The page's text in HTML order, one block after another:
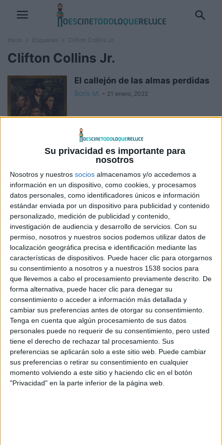
Su privacidad es importante para
nosotros
Nosotros y nuestros socios almacenamos y/o accedemos a
información en un dispositivo, como cookies, y procesamos
datos personales, como identificadores únicos e información
estándar enviada por un dispositivo para publicidad y contenido
personalizado, medición de publicidad y contenido,
investigación de audiencia y desarrollo de servicios. Con su
permiso, nosotros y nuestros socios podemos utilizar datos de
localización geográfica precisa e identificación mediante las
características de dispositivos. Puede hacer clic para otorgarnos
su consentimiento a nosotros y a nuestros 1538 socios para
que llevemos a cabo el procesamiento previamente descrito. De
forma alternativa, puede hacer clic para denegar su
consentimiento o acceder a información más detallada y
cambiar sus preferencias antes de otorgar su consentimiento.
Tenga en cuenta que algún procesamiento de sus datos
personales puede no requerir de su consentimiento, pero usted
tiene el derecho de rechazar tal procesamiento. Sus
preferencias se aplicarán solo a este sitio web. Puede cambiar
sus preferencias o retirar su consentimiento en cualquier
momento volviendo a este sitio y haciendo clic en el botón
"Privacidad" en la parte inferior de la página web.
Inicio Etiquetas Clifton Collins Jr.
Clifton Collins Jr.
El callejón de las almas perdidas
Boris M. - 21 enero, 2022
Knight of Cups
Boris M. - 18 septiembre, 2020
Un momento en el tiempo
(Waves)
Boris M. - 31 enero, 2020
Érase una vez en Hollywood
Boris M. 15 agosto, 2019
Mula
Boris M. - 8 marzo, 2019
Super Troopers 2
Boris M. 4 mayo, 2018